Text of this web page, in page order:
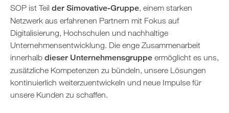
SOP ist Teil der Simovative-Gruppe, einem starken
Netzwerk aus erfahrenen Partnern mit Fokus auf
Digitalisierung, Hochschulen und nachhaltige
Unternehmensentwicklung. Die enge Zusammenarbeit
innerhalb dieser Unternehmensgruppe ermöglicht es uns,
zusätzliche Kompetenzen zu bündeln, unsere Lösungen
kontinuierlich weiterzuentwickeln und neue Impulse für
unsere Kunden zu schaffen.